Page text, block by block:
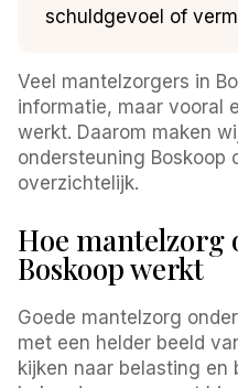
schuldgevoel of
Veel mantelzorgers in
informatie, maar vooral
werkt. Daarom maken
ondersteuning Boskoop
overzichtelijk.
Hoe
Boskoop werkt
Goede mantelzorg
met een helder beeld
kijken naar belasting en